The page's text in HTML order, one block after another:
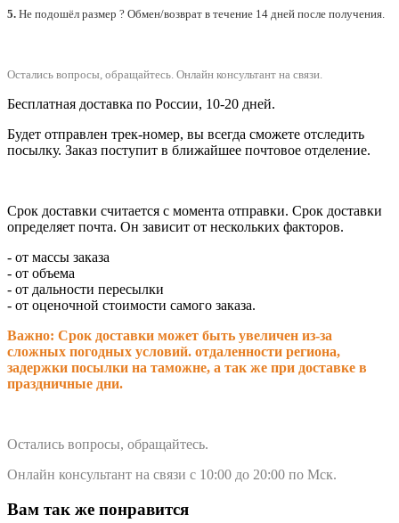
5. Не подошёл размер ? Обмен/возврат в течение 14 дней после получения.
Остались вопросы, обращайтесь. Онлайн консультант на связи.
Бесплатная доставка по России, 10-20 дней.
Будет отправлен трек-номер, вы всегда сможете отследить
посылку. Заказ поступит в ближайшее почтовое отделение.
Срок доставки считается с момента отправки. Срок доставки
определяет почта. Он зависит от нескольких факторов.
- от массы заказа
- от объема
- от дальности пересылки
- от оценочной стоимости самого заказа.
Важно: Срок доставки может быть увеличен из-за
сложных погодных условий. отдаленности региона,
задержки посылки на таможне, а так же при доставке в
праздничные дни.
Остались вопросы, обращайтесь.
Онлайн консультант на связи с 10:00 до 20:00 по Мск.
Вам так же понравится